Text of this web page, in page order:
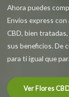
Ahora puedes
Envíos express
CBD, bien
sus beneficios. De
para ti igual que
Ver Flores